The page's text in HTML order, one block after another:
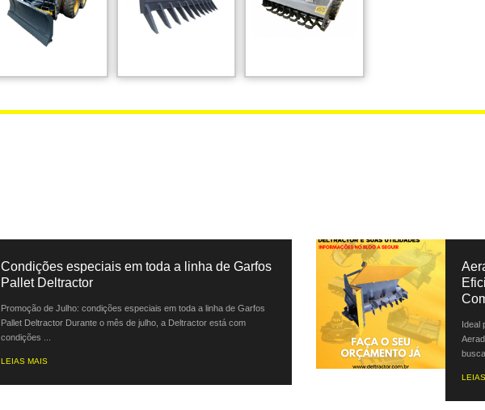
Condições especiais em toda a linha de Garfos
Pallet Deltractor
Promoção de Julho: condições especiais em toda a linha de Garfos
Pallet Deltractor Durante o mês de julho, a Deltractor está com
condições ...
LEIAS MAIS
Ideal
busca